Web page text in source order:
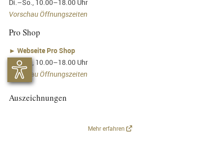
Di.–So., 10.00–18.00 Uhr
Vorschau Öffnungszeiten
Pro Shop
► Webseite Pro Shop
Di.–So., 10.00–18.00 Uhr
Vorschau Öffnungszeiten
Auszeichnungen
Mehr erfahren